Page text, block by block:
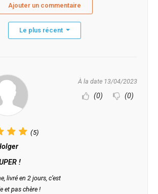
Ajouter un commentaire
Le plus récent
(5)
!
livré en 2 jours, c’est
et pas chère !
À la date 13/04/2023
(0) (0)